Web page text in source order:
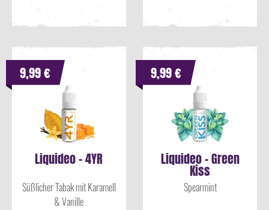
Liquideo - 4YR
Süßlicher Tabak mit Karamell
& Vanille
9,99 €
Liquideo - Green
Kiss
Spearmint
9,99 €